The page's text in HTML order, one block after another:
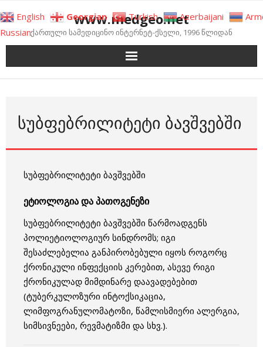
to
content
www.medgeo.net
ქართული სამედიცინო ინტერნეტ-ქსელი, 1996 წლიდან
ᲡᲣᲑᲤᲔᲑᲠᲘᲚᲘᲢᲔᲢᲘ ᲑᲐᲕᲨᲕᲔᲑᲨᲘ
სუბფებრილიტეტი ბავშვებში
ეტიოლოგია და პათოგენეზი
სუბფებრილიტეტი ბავშვებში წარმოადგენს
პოლიეტიოლოგიურ სინდრომს; იგი
შესაძლებელია განპირობებული იყოს როგორც
ქრონიკული ინფექციის კერებით, ასევე რიგი
ქრონიკულად მიმდინარე დაავადებებით
(ტუბერკულოზური ინტოქსიკაცია,
ლიმფოგრანულომატოზი, წამლისმიერი ალერგია,
სიმსივნეები, რევმატიზმი და სხვ.).
English Georgian Turkish Azerbaijani
Russian